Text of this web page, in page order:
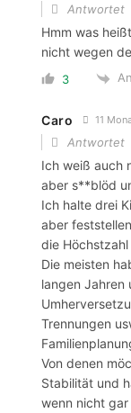
Antwortet
Hmm was
nicht wegen
3
Caro 11
Antwortet
Ich weiß auch
aber s**blöd
Ich halte drei
aber
die Höchstzahl
Die meisten
langen Jahren
Trennungen
Von denen
Stabilität und
wenn nicht